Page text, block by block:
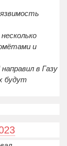
и
в Газу
будут